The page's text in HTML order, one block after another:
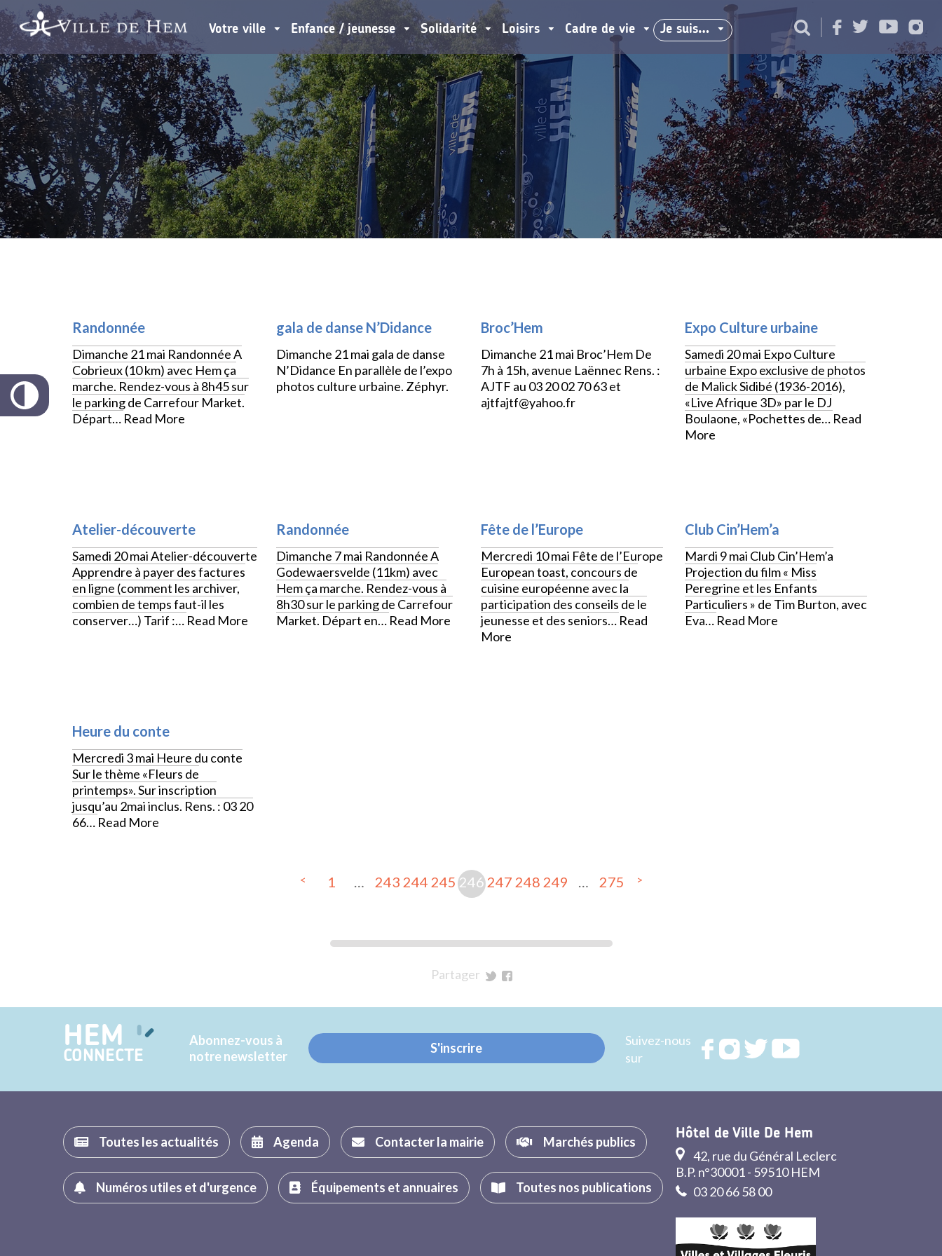
Votre ville Enfance / jeunesse Solidarité Loisirs Cadre de vie Je suis…
Randonnée
Dimanche 21 mai Randonnée A
Cobrieux (10 km) avec Hem ça
marche. Rendez-vous à 8h45 sur
le parking de Carrefour Market.
Départ… Read More
gala de danse N’Didance
Dimanche 21 mai gala de danse
N’Didance En parallèle de l’expo
photos culture urbaine. Zéphyr.
Broc’Hem
Dimanche 21 mai Broc’Hem De
7h à 15h, avenue Laënnec Rens. :
AJTF au 03 20 02 70 63 et
ajtfajtf@yahoo.fr
Expo Culture urbaine
Samedi 20 mai Expo Culture
urbaine Expo exclusive de photos
de Malick Sidibé (1936-2016),
«Live Afrique 3D» par le DJ
Boulaone, «Pochettes de… Read
More
Atelier-découverte
Samedi 20 mai Atelier-découverte
Apprendre à payer des factures
en ligne (comment les archiver,
combien de temps faut-il les
conserver…) Tarif :… Read More
Randonnée
Dimanche 7 mai Randonnée A
Godewaersvelde (11km) avec
Hem ça marche. Rendez-vous à
8h30 sur le parking de Carrefour
Market. Départ en… Read More
Fête de l’Europe
Mercredi 10 mai Fête de l’Europe
European toast, concours de
cuisine européenne avec la
participation des conseils de le
jeunesse et des seniors… Read
More
Club Cin’Hem’a
Mardi 9 mai Club Cin’Hem’a
Projection du film « Miss
Peregrine et les Enfants
Particuliers » de Tim Burton, avec
Eva… Read More
Heure du conte
Mercredi 3 mai Heure du conte
Sur le thème «Fleurs de
printemps». Sur inscription
jusqu’au 2mai inclus. Rens. : 03 20
66… Read More
< 1 … 243 244 245 246 247 248 249 … 275 >
Partager
Twitter
Facebook
HEM
CONNECTE
Abonnez-vous à
notre newsletter
S'inscrire
Suivez-nous
sur
RejoignezRejoignezRejoignez
Toutes les actualités Agenda Contacter la mairie Marchés publics
Numéros utiles et d'urgence Équipements et annuaires Toutes nos publications
Hôtel de Ville De Hem
42, rue du Général Leclerc
B.P. n°30001 - 59510 HEM
03 20 66 58 00